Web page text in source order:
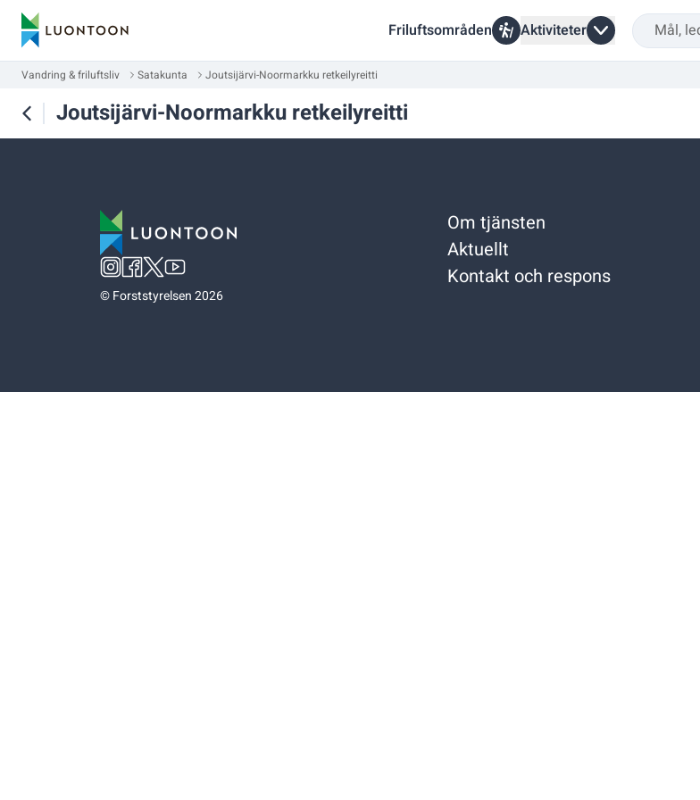
Friluftsområden Aktiviteter
Vandring & friluftsliv Satakunta Joutsijärvi-Noormarkku retkeilyreitti
Joutsijärvi-Noormarkku retkeilyreitti
©Forststyrelsen 2026
Om tjänsten
Aktuellt
Kontakt och respons